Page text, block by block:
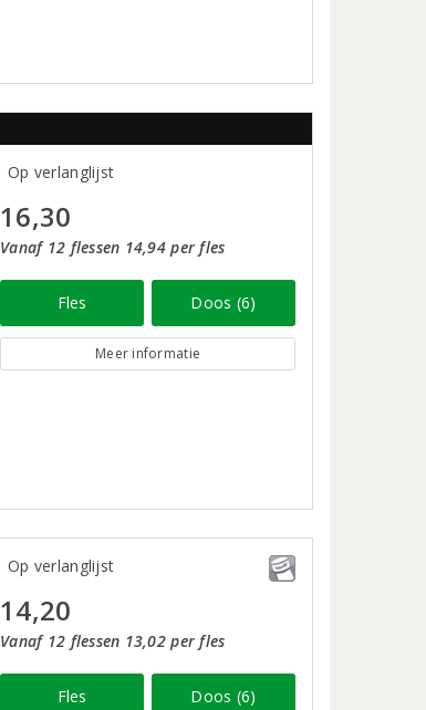
Op verlanglijst
16,30
Vanaf 12 flessen 14,94 per fles
Fles Doos (6)
Meer informatie
Op verlanglijst
14,20
Vanaf 12 flessen 13,02 per fles
Fles Doos (6)